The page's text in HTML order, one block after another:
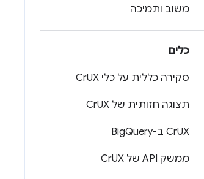
משוב ותמיכה
כלים
סקירה כללית על כלי Cr UX
תצוגה חזותית של Cr UX
CrUX ב-Big Query
ממשק API של Cr UX